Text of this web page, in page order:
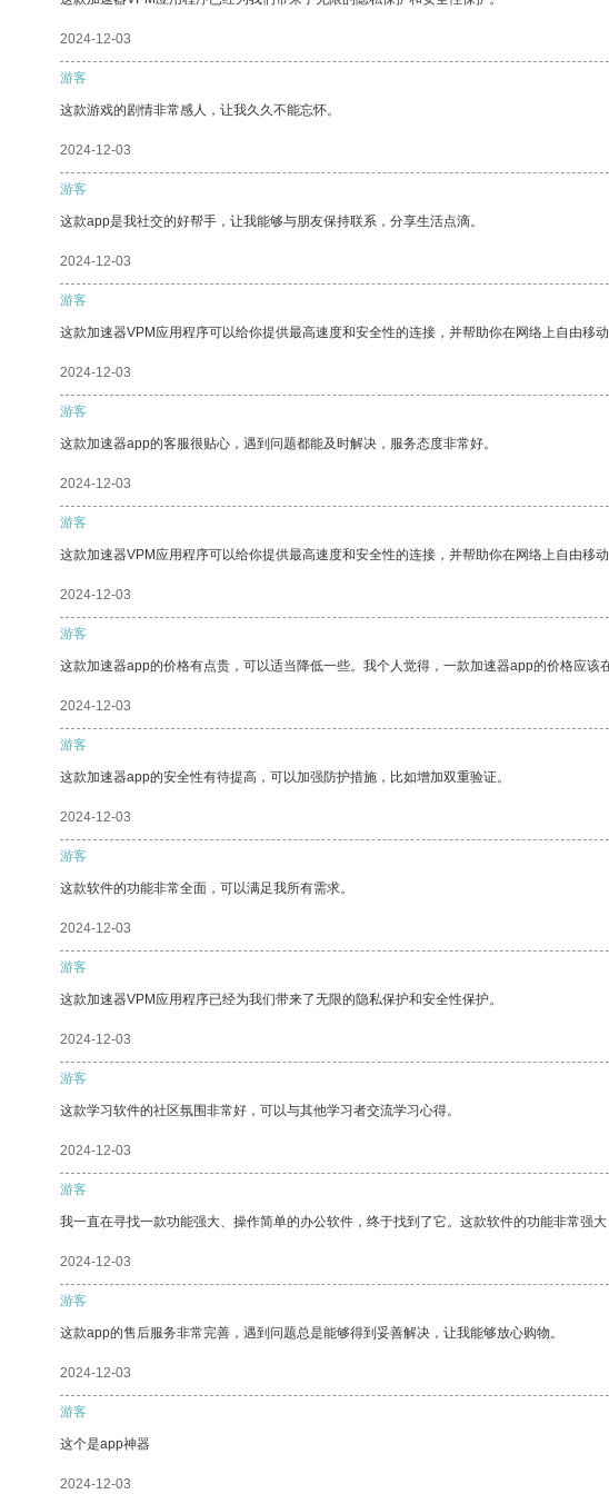
2024-12-03
游客
这款游戏的剧情非常感人，让我久久不能忘怀。
2024-12-03
游客
这款app是我社交的好帮手，让我能够与朋友保持联系，分享生活点滴。
2024-12-03
游客
这款加速器VPM应用程序可以给你提供最高速度和安全性的连接，并帮助你在网络上自由移动
2024-12-03
游客
这款加速器app的客服很贴心，遇到问题都能及时解决，服务态度非常好。
2024-12-03
游客
这款加速器VPM应用程序可以给你提供最高速度和安全性的连接，并帮助你在网络上自由移动
2024-12-03
游客
这款加速器app的价格有点贵，可以适当降低一些。我个人觉得，一款加速器app的价格应该
2024-12-03
游客
这款加速器app的安全性有待提高，可以加强防护措施，比如增加双重验证。
2024-12-03
游客
这款软件的功能非常全面，可以满足我所有需求。
2024-12-03
游客
这款加速器VPM应用程序已经为我们带来了无限的隐私保护和安全性保护。
2024-12-03
游客
这款学习软件的社区氛围非常好，可以与其他学习者交流学习心得。
2024-12-03
游客
我一直在寻找一款功能强大、操作简单的办公软件，终于找到了它。这款软件的功能非常强
2024-12-03
游客
这款app的售后服务非常完善，遇到问题总是能够得到妥善解决，让我能够放心购物。
2024-12-03
游客
这个是app神器
2024-12-03